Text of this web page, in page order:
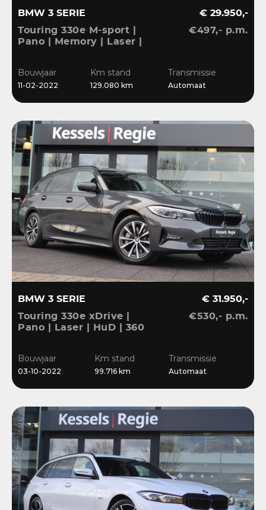
BMW 3 SERIE
Touring 330e M-sport |
Pano | Memory | Laser |
Bliss | Ambient | Pearl
White
€ 29.950,-
€497,- p.m.
Bouwjaar
11-02-2022
Km stand
129.080 km
Transmissie
Automaat
BMW 3 SERIE
Touring 330e xDrive |
Pano | Laser | HuD | 360
Dravit
€ 31.950,-
€530,- p.m.
Bouwjaar
03-10-2022
Km stand
99.716 km
Transmissie
Automaat